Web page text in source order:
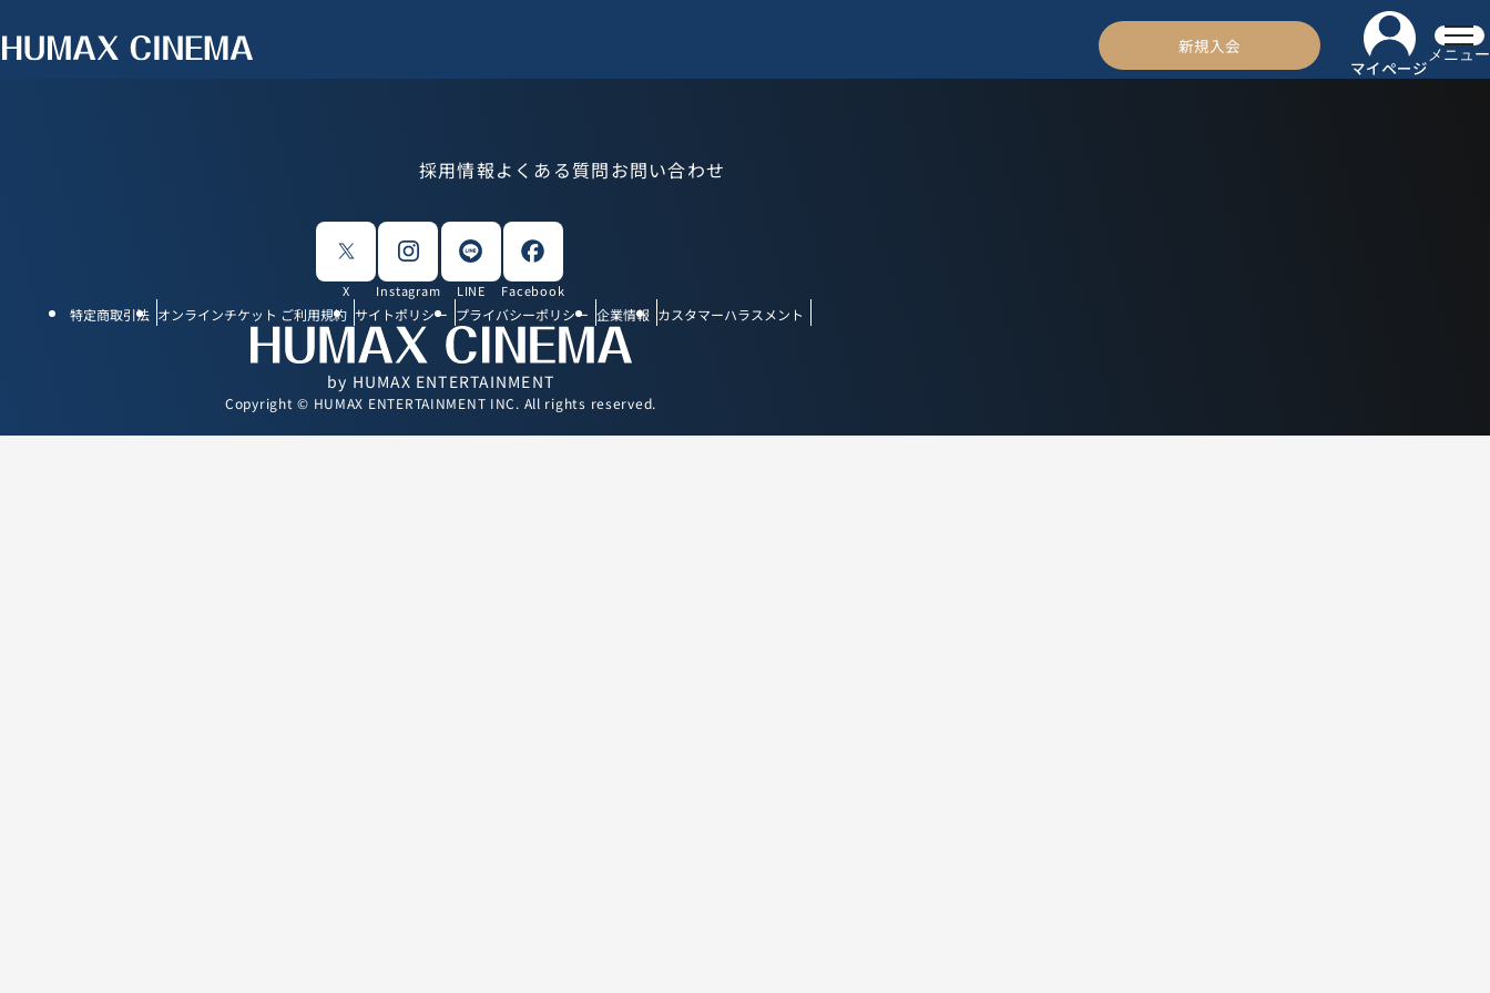
新規入会
マイページ
メニュー
採用情報よくある質問お問い合わせ
X Instagram LINE Facebook
特定商取引法 オンラインチケット ご利用規約 サイトポリシー プライバシーポリシー 企業情報 カスタマーハラスメント
by HUMAX ENTERTAINMENT
Copyright © HUMAX ENTERTAINMENT INC. All rights reserved.